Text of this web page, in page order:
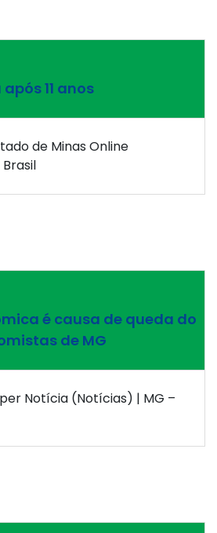
11 anos
de Minas Online
é causa de queda do
de MG
Notícia (Notícias) | MG –